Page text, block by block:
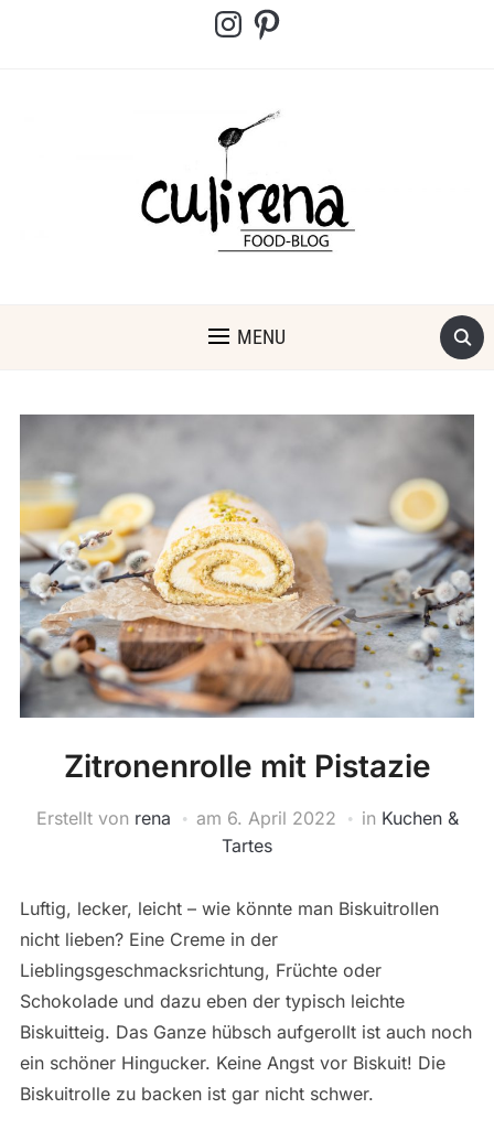
InstagramPinterest
MENU
Zitronenrolle mit Pistazie
Erstellt von rena am 6. April 2022 in Kuchen &
Tartes
Luftig, lecker, leicht – wie könnte man Biskuitrollen
nicht lieben? Eine Creme in der
Lieblingsgeschmacksrichtung, Früchte oder
Schokolade und dazu eben der typisch leichte
Biskuitteig. Das Ganze hübsch aufgerollt ist auch noch
ein schöner Hingucker. Keine Angst vor Biskuit! Die
Biskuitrolle zu backen ist gar nicht schwer.